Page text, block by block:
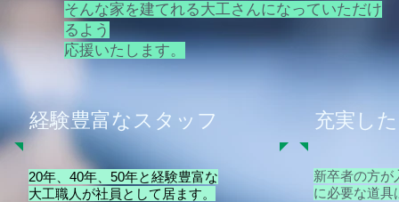
そんな家を建てれる大工さんになっていただけ
るよう
​応援いたします。
経験豊富なスタッフ
20年、40年、50年と経験豊富な
大工職人が社員として居ます。
充実し
新卒者の方が
に必要な道具